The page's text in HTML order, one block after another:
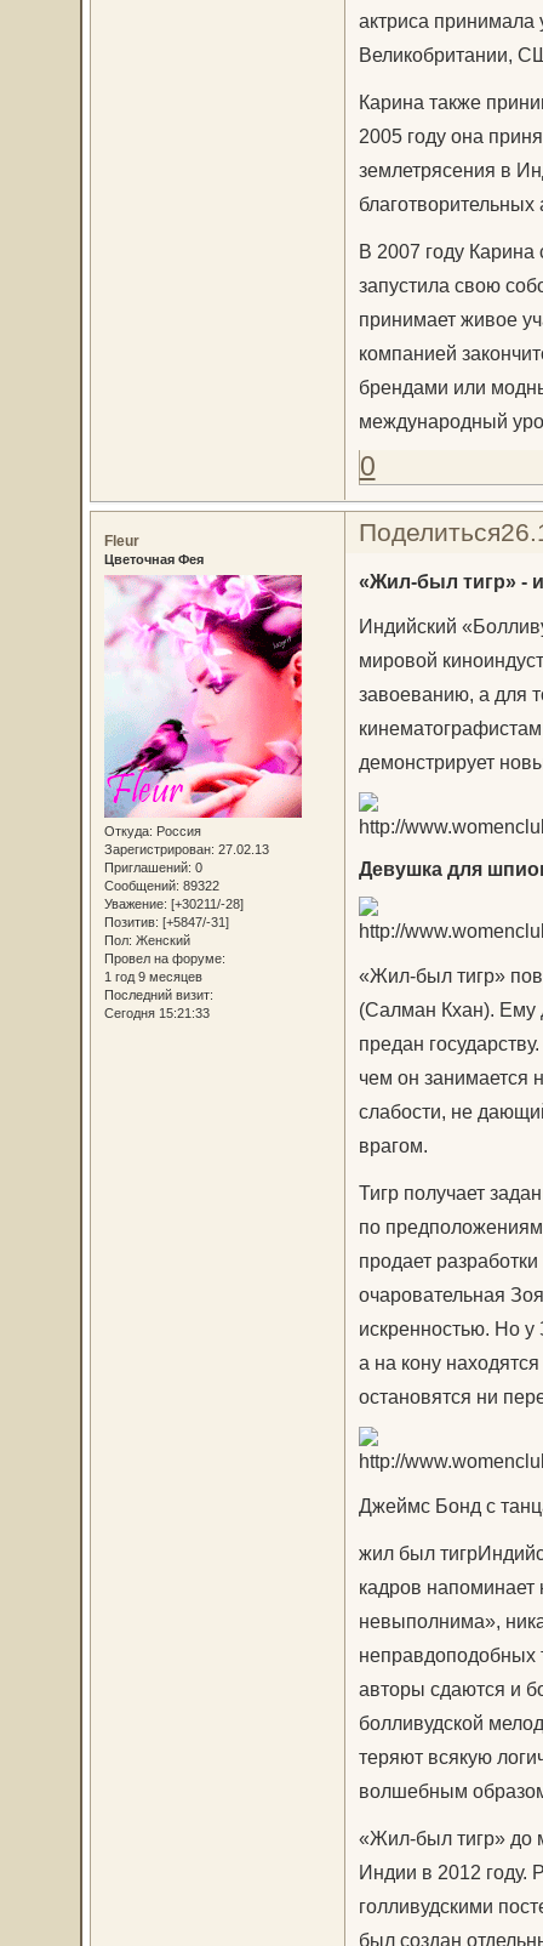
актриса принимала
Великобритании,
Карина также
2005 году она
землетрясения в
благотворительных
В 2007 году
запустила свою
принимает живое
компанией
брендами или
международный
0
Поделиться
Fleur
Цветочная Фея
Откуда: Россия
Зарегистрирован: 27.02.13
Приглашений: 0
Сообщений: 89322
Уважение: [+30211/-28]
Позитив: [+5847/-31]
Пол: Женский
Провел на форуме:
1 год 9 месяцев
Последний визит:
Сегодня 15:21:33
«Жил-был тигр» -
Индийский
мировой
завоеванию, а для
демонстрирует
Девушка для
«Жил-был тигр»
(Салман Кхан). Ему
предан
чем он занимается
слабости, не
врагом.
Тигр получает
по предположениям
продает
очаровательная
искренностью. Но
а на кону
остановятся ни
Джеймс Бонд с
жил был
кадров напоминает
невыполнима»,
неправдоподобных
авторы сдаются и
болливудской
теряют всякую
волшебным
«Жил-был тигр» до
Индии в 2012 году.
голливудскими
был создан